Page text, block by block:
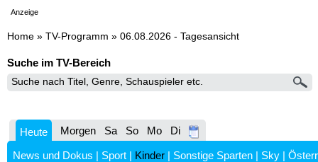
Anzeige
Home » TV-Programm » 06.08.2026 - Tagesansicht
Suche im TV-Bereich
Heute Morgen Sa So Mo Di
News und Dokus | Sport | Kinder | Sonstige Sparten | Sky |